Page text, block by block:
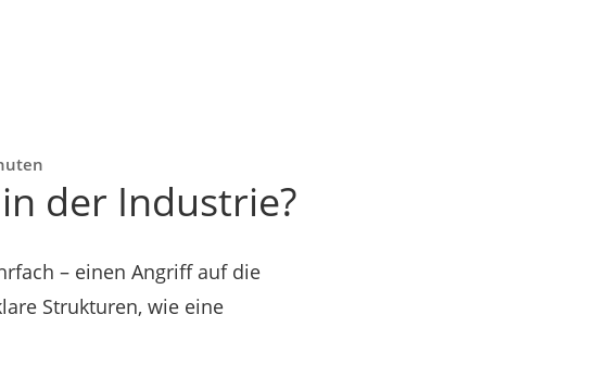
der Industrie?
– einen Angriff auf die
Strukturen, wie eine